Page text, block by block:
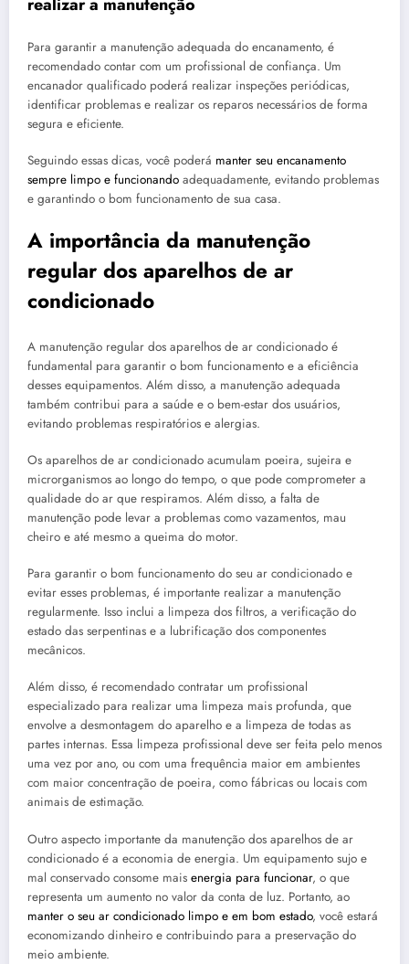
Para garantir a manutenção adequada do encanamento, é
recomendado contar com um profissional de confiança. Um
encanador qualificado poderá realizar inspeções periódicas,
identificar problemas e realizar os reparos necessários de forma
segura e eficiente.
Seguindo essas dicas, você poderá manter seu encanamento
sempre limpo e funcionando adequadamente, evitando problemas
e garantindo o bom funcionamento de sua casa.
A importância da manutenção
regular dos aparelhos de ar
condicionado
A manutenção regular dos aparelhos de ar condicionado é
fundamental para garantir o bom funcionamento e a eficiência
desses equipamentos. Além disso, a manutenção adequada
também contribui para a saúde e o bem-estar dos usuários,
evitando problemas respiratórios e alergias.
Os aparelhos de ar condicionado acumulam poeira, sujeira e
microrganismos ao longo do tempo, o que pode comprometer a
qualidade do ar que respiramos. Além disso, a falta de
manutenção pode levar a problemas como vazamentos, mau
cheiro e até mesmo a queima do motor.
Para garantir o bom funcionamento do seu ar condicionado e
evitar esses problemas, é importante realizar a manutenção
regularmente. Isso inclui a limpeza dos filtros, a verificação do
estado das serpentinas e a lubrificação dos componentes
mecânicos.
Além disso, é recomendado contratar um profissional
especializado para realizar uma limpeza mais profunda, que
envolve a desmontagem do aparelho e a limpeza de todas as
partes internas. Essa limpeza profissional deve ser feita pelo menos
uma vez por ano, ou com uma frequência maior em ambientes
com maior concentração de poeira, como fábricas ou locais com
animais de estimação.
Outro aspecto importante da manutenção dos aparelhos de ar
condicionado é a economia de energia. Um equipamento sujo e
mal conservado consome mais energia para funcionar, o que
representa um aumento no valor da conta de luz. Portanto, ao
manter o seu ar condicionado limpo e em bom estado, você estará
economizando dinheiro e contribuindo para a preservação do
meio ambiente.